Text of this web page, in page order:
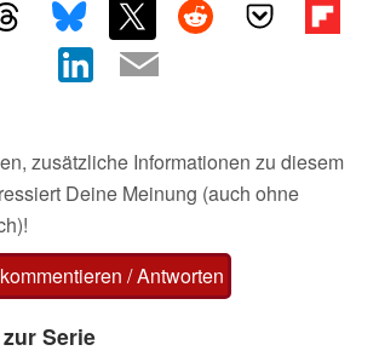
zusätzliche Informationen zu diesem
Deine Meinung (auch ohne
/ Antworten
Serie